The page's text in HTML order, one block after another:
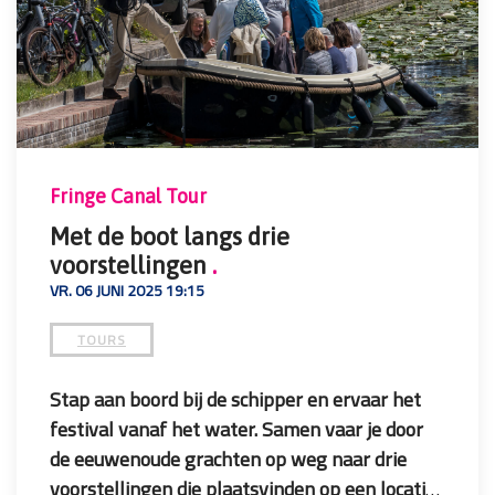
Startpunt /Starting point:The Social Hub
Prijs /Price: € 59,50 per persoon
Fringe Canal Tour
Met de boot langs drie
voorstellingen .
VR. 06 JUNI 2025 19:15
TOURS
Stap aan boord bij de schipper en ervaar het
festival vanaf het water. Samen vaar je door
de eeuwenoude grachten op weg naar drie